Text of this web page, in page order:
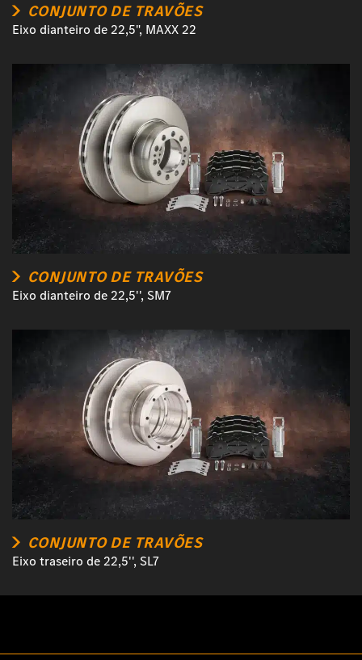
CONJUNTO DE TRAVÕES
Eixo dianteiro de 22,5", MAXX 22
CONJUNTO DE TRAVÕES
Eixo dianteiro de 22,5'', SM7
CONJUNTO DE TRAVÕES
Eixo traseiro de 22,5'', SL7